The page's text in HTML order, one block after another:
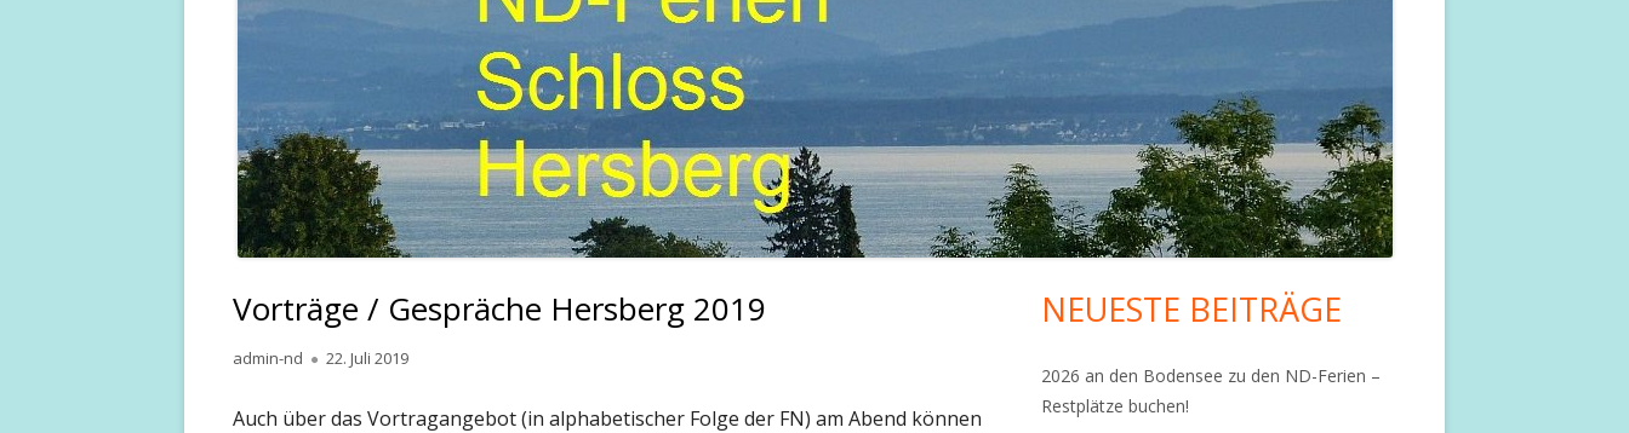
Vorträge / Gespräche Hersberg 2019
Autor
admin-nd
Veröffentlicht
22. Juli 2019
Auch über das Vortragangebot (in alphabetischer Folge der FN) am Abend können
Haupt-
Seitenleiste
NEUESTE BEITRÄGE
2026 an den Bodensee zu den ND-Ferien –
Restplätze buchen!